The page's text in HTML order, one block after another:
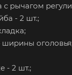
с рычагом
- 2 шт.;
ширины
- 2 шт.;